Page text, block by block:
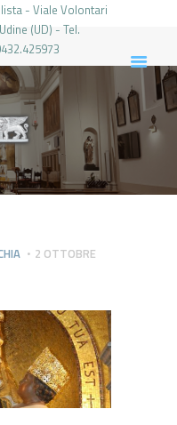
- Viale Volontari
(UD) - Tel.
MARCO UDINE
2 OTTOBRE